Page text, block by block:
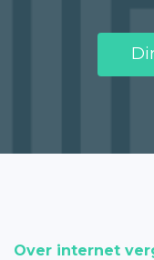
Over internet